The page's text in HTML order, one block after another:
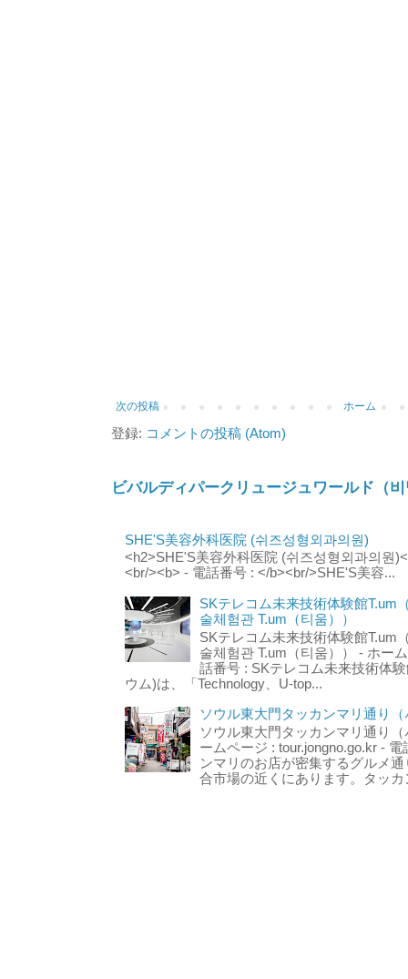
次の投稿 ホーム
登録: コメントの投稿 (Atom)
ビバルディパークリュージュワールド（
SHE'S美容外科医院 (쉬즈성형외과의원)
<h2>SHE'S美容外科医院 (쉬즈성형외과의원
<br/><b> - 電話番号 : </b><br/>SHE'S美容...
SKテレコム未来技術体験館T.um
술체험관 T.um（티움））
SKテレコム未来技術体験館T.um
술체험관 T.um（티움）） - ホー
話番号 : SKテレコム未来技術体
ウム)は、「Technology、U-top...
ソウル東大門タッカンマリ通り
ソウル東大門タッカンマリ通り
ームページ : tour.jongno.go.kr -
ンマリのお店が密集するグルメ
合市場の近くにあります。タッ